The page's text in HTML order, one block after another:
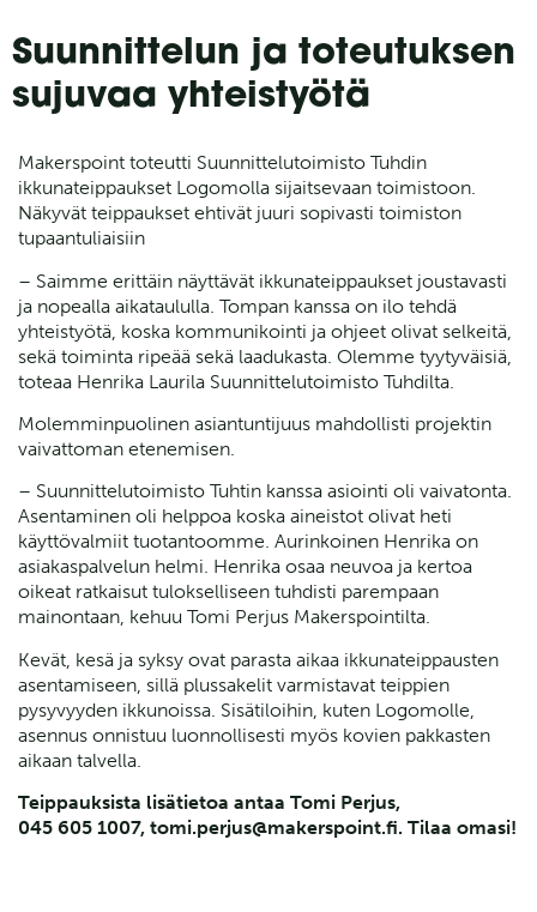
Suunnittelun ja toteutuksen
sujuvaa yhteistyötä
Makerspoint toteutti Suunnittelutoimisto Tuhdin
ikkunateippaukset Logomolla sijaitsevaan toimistoon.
Näkyvät teippaukset ehtivät juuri sopivasti toimiston
tupaantuliaisiin
– Saimme erittäin näyttävät ikkunateippaukset joustavasti
ja nopealla aikataululla. Tompan kanssa on ilo tehdä
yhteistyötä, koska kommunikointi ja ohjeet olivat selkeitä,
sekä toiminta ripeää sekä laadukasta. Olemme tyytyväisiä,
toteaa Henrika Laurila Suunnittelutoimisto Tuhdilta.
Molemminpuolinen asiantuntijuus mahdollisti projektin
vaivattoman etenemisen.
– Suunnittelutoimisto Tuhtin kanssa asiointi oli vaivatonta.
Asentaminen oli helppoa koska aineistot olivat heti
käyttövalmiit tuotantoomme. Aurinkoinen Henrika on
asiakaspalvelun helmi. Henrika osaa neuvoa ja kertoa
oikeat ratkaisut tulokselliseen tuhdisti parempaan
mainontaan, kehuu Tomi Perjus Makerspointilta.
Kevät, kesä ja syksy ovat parasta aikaa ikkunateippausten
asentamiseen, sillä plussakelit varmistavat teippien
pysyvyyden ikkunoissa. Sisätiloihin, kuten Logomolle,
asennus onnistuu luonnollisesti myös kovien pakkasten
aikaan talvella.
Teippauksista lisätietoa antaa Tomi Perjus,
045 605 1007, tomi.perjus@makerspoint.fi. Tilaa omasi!